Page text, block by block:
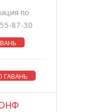
по
87-30
ГАВАНЬ